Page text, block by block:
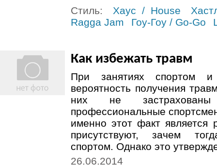
Стиль:
Хаус / House
Ragga Jam
Гоу-Гоу / Go-Go
Как избежать травм
При занятиях спортом
вероятность получения
них не
профессиональные
именно этот факт
присутствуют, зачем
спортом. Однако это
26.06.2014